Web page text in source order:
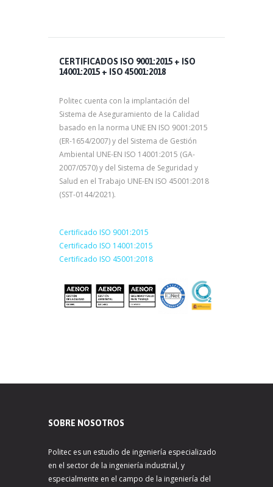
CERTIFICADOS ISO 9001:2015 + ISO
14001:2015 + ISO 45001:2018
Politec cuenta con la implantación del
Sistema de Aseguramiento de la Calidad
basado en la norma UNE EN ISO 9001:2015
(ER-1654/2007) y del Sistema de Gestión
Ambiental UNE-EN ISO 14001:2015 (GA-
2007/0570) y del Sistema de Seguridad y
Salud en el Trabajo UNE-EN ISO 45001:2018
(SST-0144/2021).
Certificado ISO 9001:2015
Certificado ISO 14001:2015
Certificado ISO 45001:2018
SOBRE NOSOTROS
Politec es un estudio de ingeniería especializado
en el sector de la ingeniería industrial, y
especialmente en el campo de la ingeniería del